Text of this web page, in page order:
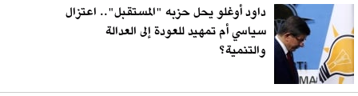
داود أوغلو يحل حزبه "المستقبل".. اعتزال
سياسي أم تمهيد للعودة إلى العدالة
والتنمية؟